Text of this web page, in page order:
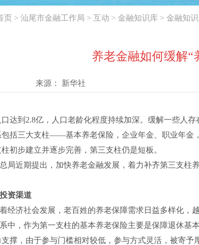
页 > 汕尾市金融工作局 > 互动 > 金融知识库 > 金融知识
养老金融如何缓解“
来源： 新华社
到2.8亿，人口老龄化程度持续加深。缓解一些人存
三大支柱——基本养老保险，企业年金、职业年金
初步建立并逐步完善，第三支柱仍是短板。
近期提出，加快养老金融发展，着力补齐第三支柱
资渠道
济社会发展，老百姓的养老保障需求日益多样化，越
，作为第一支柱的基本养老保险主要是保障退休基
撑，由于参与门槛相对较低，参与方式灵活，被寄予